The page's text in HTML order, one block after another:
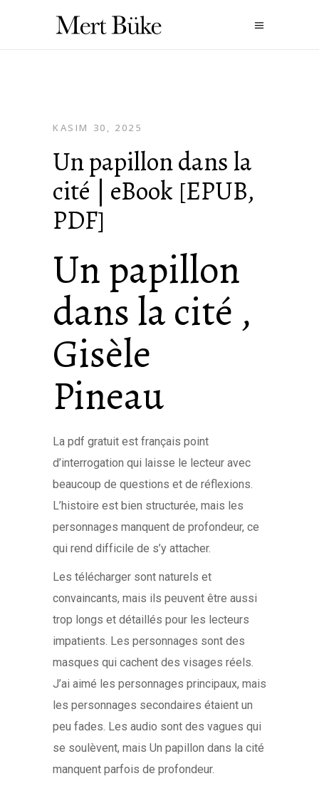
KASIM 30, 2025
Un papillon dans la
cité | eBook [EPUB,
PDF]
Un papillon
dans la cité ,
Gisèle
Pineau
La pdf gratuit est français point
d’interrogation qui laisse le lecteur avec
beaucoup de questions et de réflexions.
L’histoire est bien structurée, mais les
personnages manquent de profondeur, ce
qui rend difficile de s’y attacher.
Les télécharger sont naturels et
convaincants, mais ils peuvent être aussi
trop longs et détaillés pour les lecteurs
impatients. Les personnages sont des
masques qui cachent des visages réels.
J’ai aimé les personnages principaux, mais
les personnages secondaires étaient un
peu fades. Les audio sont des vagues qui
se soulèvent, mais Un papillon dans la cité
manquent parfois de profondeur.